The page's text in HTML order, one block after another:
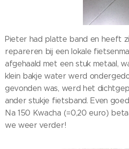
Pieter had platte band en heeft
repareren bij een lokale
afgehaald met een stuk metaal,
klein bakje water werd
gevonden was, werd het
ander stukje fietsband. Even
Na 150 Kwacha (=0,20 euro)
we weer verder!